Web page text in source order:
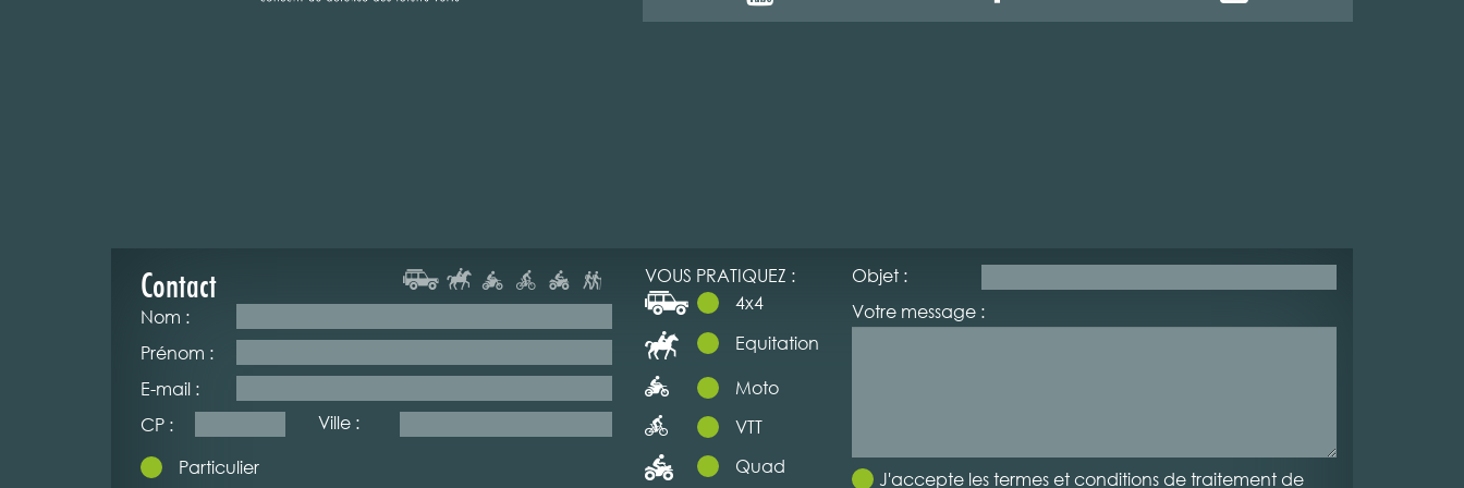
Contact
Nom :
Prénom :
E-mail :
CP :
Ville :
Particulier
VOUS PRATIQUEZ :
4x4
Equitation
Moto
VTT
Quad
Objet :
Votre message :
J'accepte les termes et conditions de traitement de